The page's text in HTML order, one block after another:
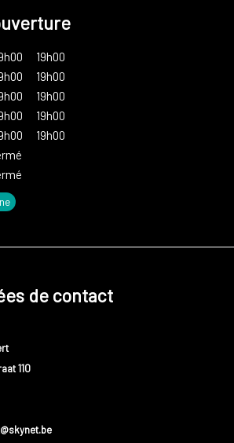
plus les mêmes plaisirs qu'auparavant
à notre santé. Les conséquences sont
dépression, agressivité,
troubles musculaires et
19h00
19h00
19h00
19h00
19h00
de contact
110